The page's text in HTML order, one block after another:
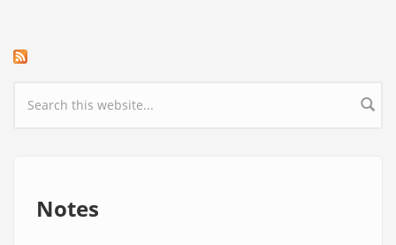
Search form
Notes